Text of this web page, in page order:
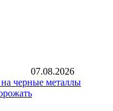
07.08.2026
черные металлы